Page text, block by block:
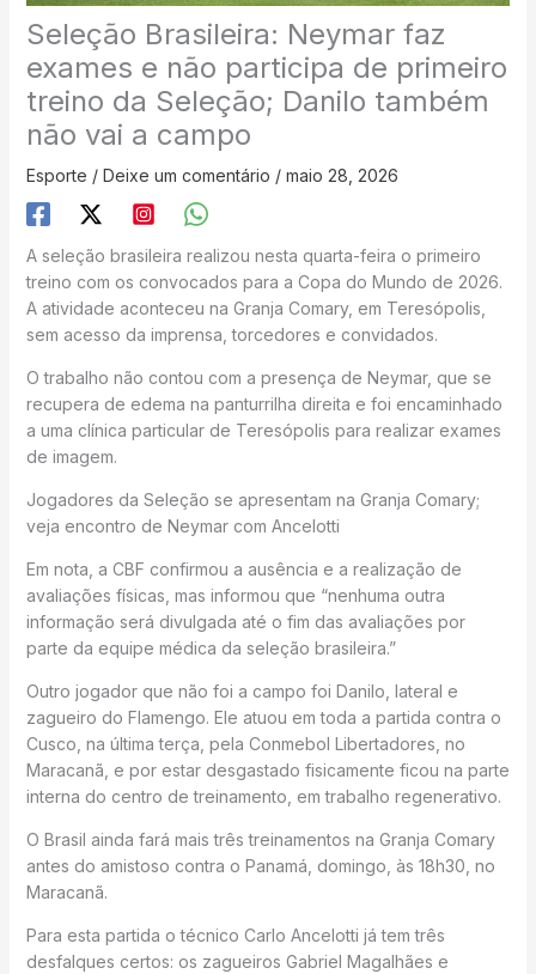
Seleção Brasileira: Neymar faz
exames e não participa de primeiro
treino da Seleção; Danilo também
não vai a campo
Esporte / Deixe um comentário / maio 28, 2026
A seleção brasileira realizou nesta quarta-feira o primeiro
treino com os convocados para a Copa do Mundo de 2026.
A atividade aconteceu na Granja Comary, em Teresópolis,
sem acesso da imprensa, torcedores e convidados.
O trabalho não contou com a presença de Neymar, que se
recupera de edema na panturrilha direita e foi encaminhado
a uma clínica particular de Teresópolis para realizar exames
de imagem.
Jogadores da Seleção se apresentam na Granja Comary;
veja encontro de Neymar com Ancelotti
Em nota, a CBF confirmou a ausência e a realização de
avaliações físicas, mas informou que “nenhuma outra
informação será divulgada até o fim das avaliações por
parte da equipe médica da seleção brasileira.”
Outro jogador que não foi a campo foi Danilo, lateral e
zagueiro do Flamengo. Ele atuou em toda a partida contra o
Cusco, na última terça, pela Conmebol Libertadores, no
Maracanã, e por estar desgastado fisicamente ficou na parte
interna do centro de treinamento, em trabalho regenerativo.
O Brasil ainda fará mais três treinamentos na Granja Comary
antes do amistoso contra o Panamá, domingo, às 18h30, no
Maracanã.
Para esta partida o técnico Carlo Ancelotti já tem três
desfalques certos: os zagueiros Gabriel Magalhães e